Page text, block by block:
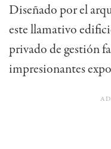
Diseñado por el
este llamativo
privado de gestión
impresionantes